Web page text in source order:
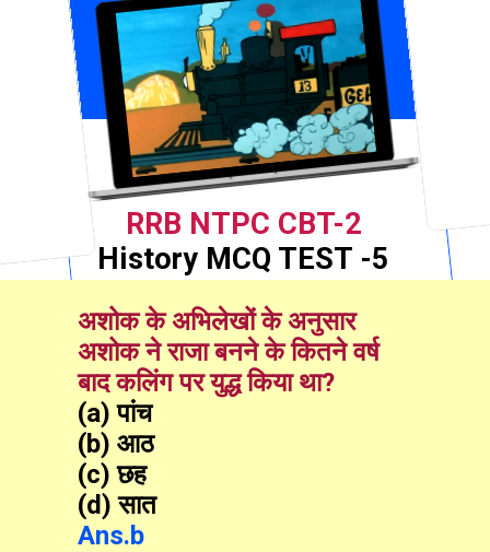
अशोक के अभिलेखों के अनुसार
अशोक ने राजा बनने के कितने वर्ष
बाद कलिंग पर युद्ध किया था?
(a) पांच
(b) आठ
(c) छह
(d) सात
Ans.b
RRB NTPC CBT-2
History MCQ TEST -5